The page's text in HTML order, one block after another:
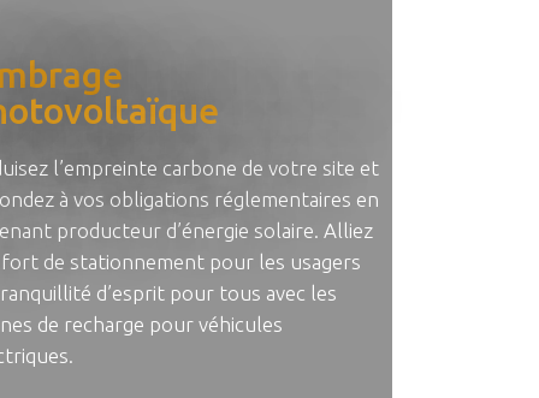
l’empreinte carbone de votre site et
à vos obligations réglementaires en
producteur d’énergie solaire. Alliez
de stationnement pour les usagers
d’esprit pour tous avec les
de recharge pour véhicules